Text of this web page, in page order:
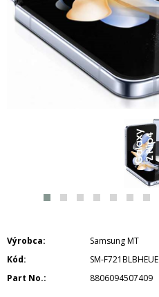
Výrobca
Samsung MT
Kód
SM-F721BLBHEUE
Part No.
8806094507409